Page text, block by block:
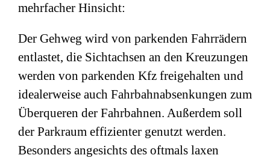
mehrfacher Hinsicht:
Der Gehweg wird von parkenden Fahrrädern
entlastet, die Sichtachsen an den Kreuzungen
werden von parkenden Kfz freigehalten und
idealerweise auch Fahrbahnabsenkungen zum
Überqueren der Fahrbahnen. Außerdem soll
der Parkraum effizienter genutzt werden.
Besonders angesichts des oftmals laxen